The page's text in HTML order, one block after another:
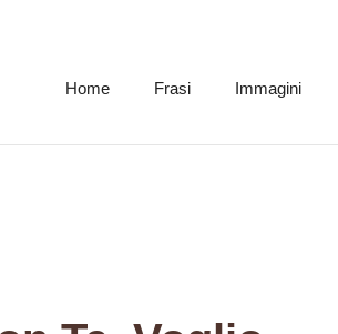
Home Frasi Immagini